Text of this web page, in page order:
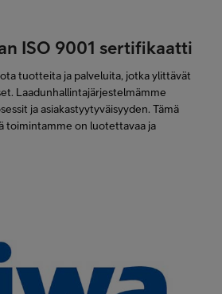
ISO 9001 sertifikaatti
tuotteita ja palveluita, jotka ylittävät
Laadunhallintajärjestelmämme
ja asiakastyytyväisyyden. Tämä
toimintamme on luotettavaa ja
sertifikaatti, joka kattaa Telia